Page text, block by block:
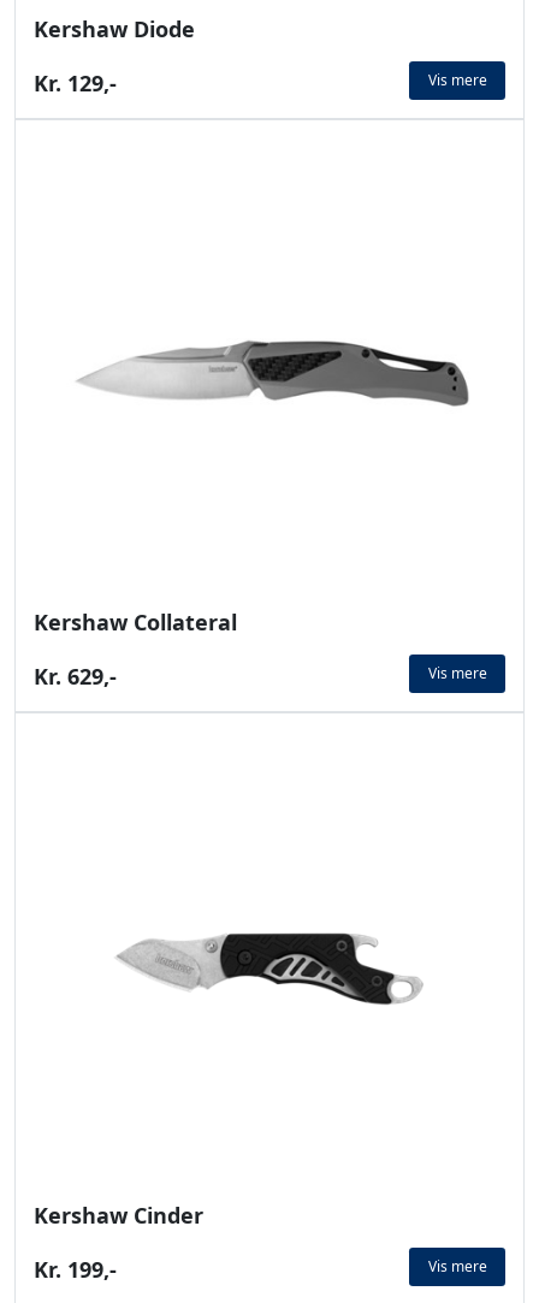
Kershaw Diode
Kr. 129,-
Vis mere
Kershaw Collateral
Kr. 629,-
Vis mere
Kershaw Cinder
Kr. 199,-
Vis mere